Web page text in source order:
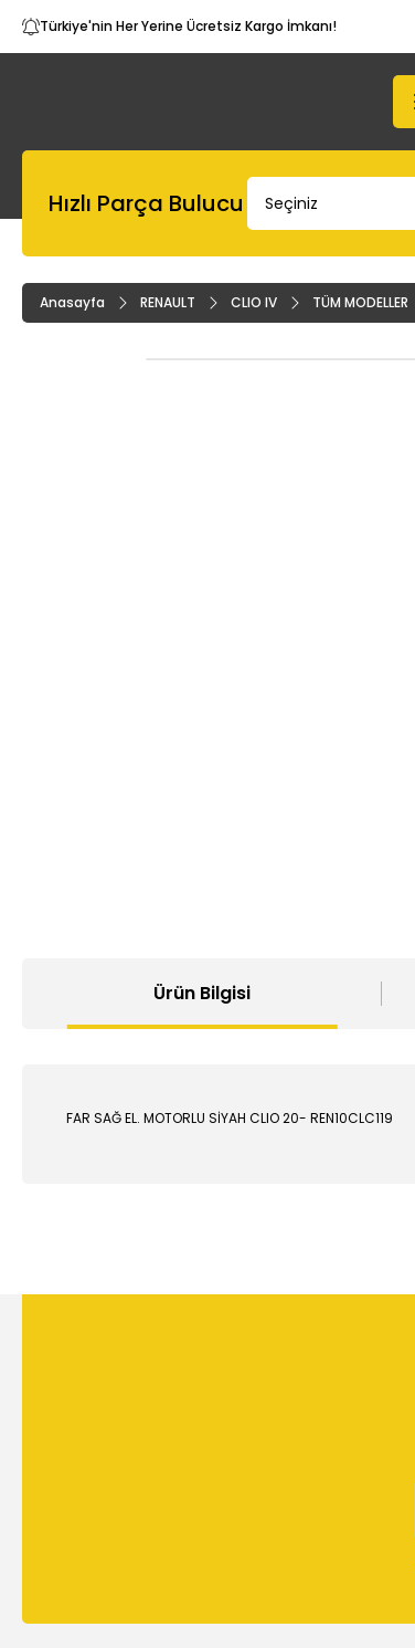
Türkiye'nin Her Yerine Ücretsiz Kargo İmkanı!
Hızlı Parça Bulucu
Anasayfa RENAULT CLIO IV TÜM MODELLER
Ürün Bilgisi
FAR SAĞ EL. MOTORLU SİYAH CLIO 20- REN10CLC119
Görüş ve önerileriniz için teşekkür ederiz.